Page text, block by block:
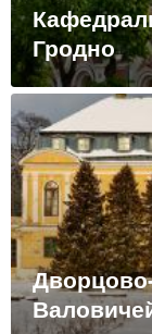
Гродно